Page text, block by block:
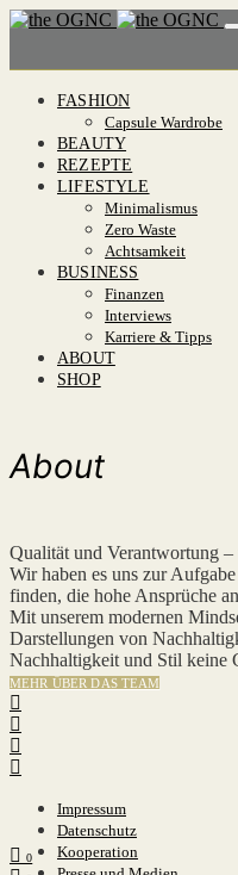
FASHION
Capsule Wardrobe
BEAUTY
REZEPTE
LIFESTYLE
Minimalismus
Zero Waste
Achtsamkeit
BUSINESS
Finanzen
Interviews
Karriere & Tipps
ABOUT
SHOP
About
Qualität und Verantwortung
Wir haben es uns zur
finden, die hohe Ansprüche
Mit unserem modernen
Darstellungen von
Nachhaltigkeit und Stil keine
MEHR ÜBER DAS TEAM
Impressum
Datenschutz
Kooperation
0